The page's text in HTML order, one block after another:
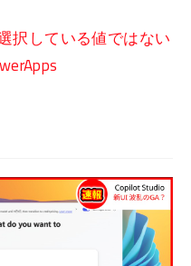
択している値ではない